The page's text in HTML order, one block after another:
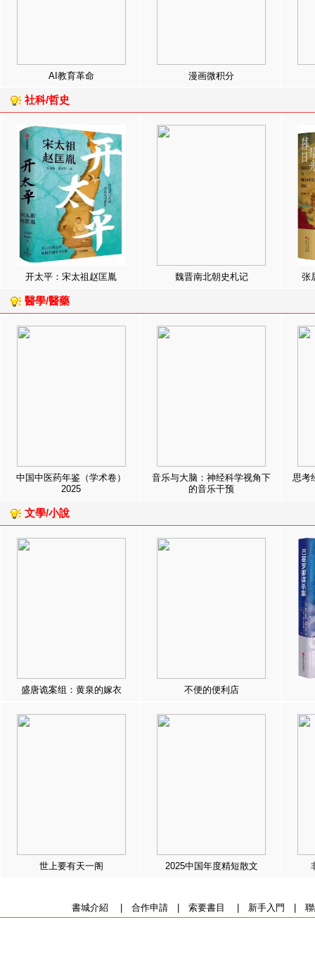
AI教育革命 漫画微积分
社科/哲史
开太平：宋太祖赵匡胤 魏晋南北朝史札记 张
醫學/醫藥
中国中医药年鉴（学术卷）
2025
音乐与大脑：神经科学视角下
的音乐干预
思考
文學/小說
盛唐诡案组：黄泉的嫁衣 不便的便利店
世上要有天一阁 2025中国年度精短散文
書城介紹 合作申請| 索要書目 新手入門